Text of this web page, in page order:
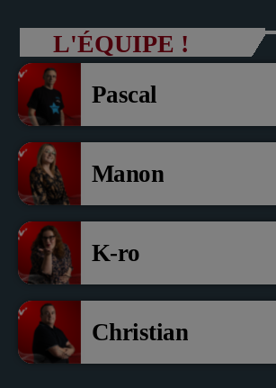
président com de
L'ÉQUIPE !
Pascal
Manon
K-ro
Christian